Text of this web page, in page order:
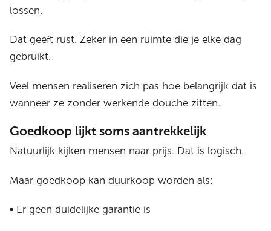
lossen.
Dat geeft rust. Zeker in een ruimte die je elke dag
gebruikt.
Veel mensen realiseren zich pas hoe belangrijk dat is
wanneer ze zonder werkende douche zitten.
Goedkoop lijkt soms aantrekkelijk
Natuurlijk kijken mensen naar prijs. Dat is logisch.
Maar goedkoop kan duurkoop worden als:
Er geen duidelijke garantie is